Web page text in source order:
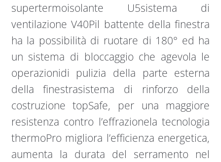
supertermoisolante U5sistema di
ventilazione V40Pil battente della finestra
ha la possibilità di ruotare di 180° ed ha
un sistema di bloccaggio che agevola le
operazionidi pulizia della parte esterna
della finestrasistema di rinforzo della
costruzione topSafe, per una maggiore
resistenza contro l’effrazionela tecnologia
thermoPro migliora l’efficienza energetica,
aumenta la durata del serramento nel